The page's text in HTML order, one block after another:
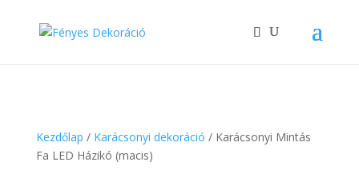
Kezdőlap / Karácsonyi dekoráció / Karácsonyi Mintás
Fa LED Házikó (macis)